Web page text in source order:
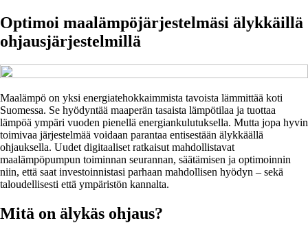
Optimoi maalämpöjärjestelmäsi älykkäillä
ohjausjärjestelmillä
Maalämpö on yksi energiatehokkaimmista tavoista lämmittää koti
Suomessa. Se hyödyntää maaperän tasaista lämpötilaa ja tuottaa
lämpöä ympäri vuoden pienellä energiankulutuksella. Mutta jopa hyvin
toimivaa järjestelmää voidaan parantaa entisestään älykkäällä
ohjauksella. Uudet digitaaliset ratkaisut mahdollistavat
maalämpöpumpun toiminnan seurannan, säätämisen ja optimoinnin
niin, että saat investoinnistasi parhaan mahdollisen hyödyn – sekä
taloudellisesti että ympäristön kannalta.
Mitä on älykäs ohjaus?